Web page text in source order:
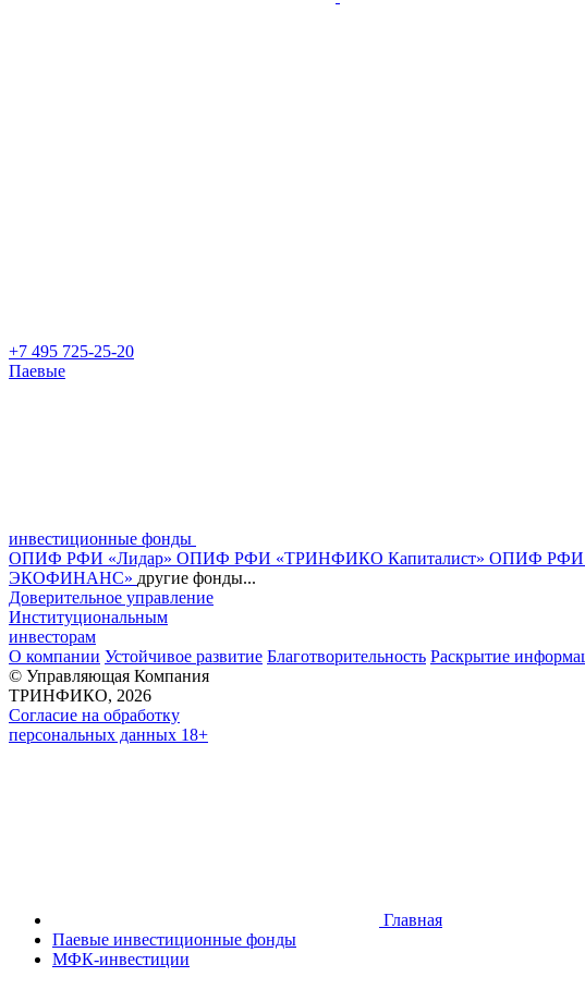
+7 495 725-25-20
Паевые
инвестиционные фонды
ОПИФ РФИ «Лидар» ОПИФ РФИ «ТРИНФИКО Капиталист» ОПИФ РФИ
ЭКОФИНАНС» другие фонды...
Доверительное управление
Институциональным
инвесторам
О компании Устойчивое развитие Благотворительность Раскрытие
© Управляющая Компания
ТРИНФИКО, 2026
Согласие на обработку
персональных данных 18+
Главная
Паевые инвестиционные фонды
МФК-инвестиции